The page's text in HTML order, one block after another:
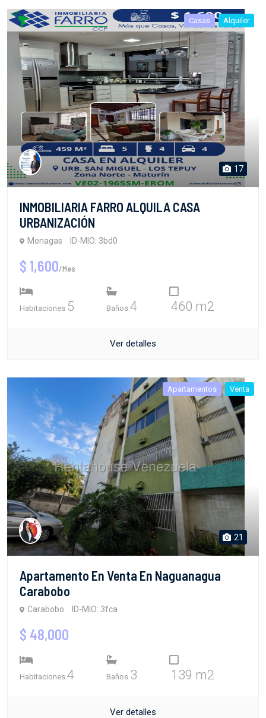
Casas Alquiler
17
INMOBILIARIA FARRO ALQUILA CASA
URBANIZACIÓN
Monagas ID-MIO: 3bd0
$ 1,600/Mes
Habitaciones 5 Baños 4 460 m2
Ver detalles
Apartamentos Venta
21
Apartamento En Venta En Naguanagua
Carabobo
Carabobo ID-MIO: 3fca
$ 48,000
Habitaciones 4 Baños 3 139 m2
Ver detalles